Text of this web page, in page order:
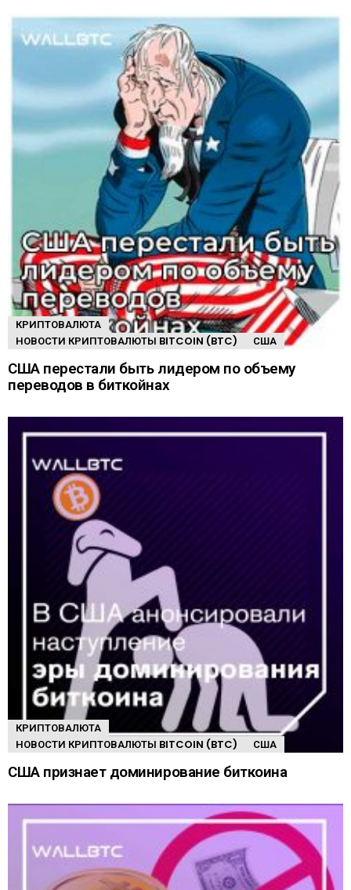
КРИПТОВАЛЮТА
НОВОСТИ КРИПТОВАЛЮТЫ BITCOIN (BTC)
США
США перестали быть лидером по объему
переводов в биткойнах
КРИПТОВАЛЮТА
НОВОСТИ КРИПТОВАЛЮТЫ BITCOIN (BTC)
США
США признает доминирование биткоина